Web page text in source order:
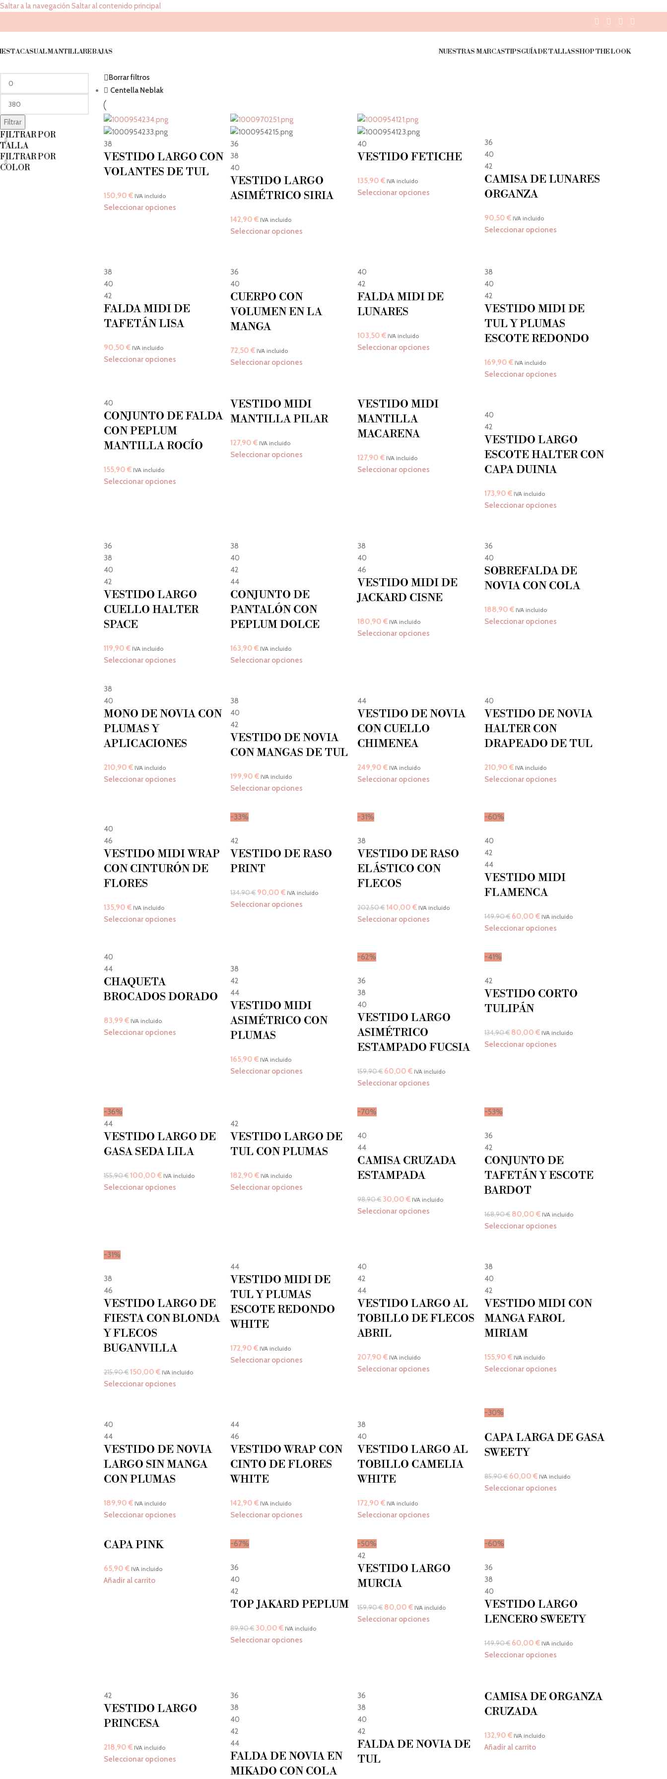
Saltar a la navegación Saltar al contenido principal
CASUALMANTILLAREBAJAS NUESTRAS MARCASTIPSGUÍA DE TALLASSHOP THE LOOK
FILTRAR POR
Filtrar
FILTRAR POR
TALLA
FILTRAR POR
COLOR
Inicio
Borrar filtros
Centella Neblak
38
VESTIDO LARGO CON
VOLANTES DE TUL
150,90 € IVA incluido
Seleccionar opciones
36
38
40
VESTIDO LARGO
ASIMÉTRICO SIRIA
142,90€ IVA incluido
Seleccionar opciones
40
VESTIDO FETICHE
135,90€ IVA incluido
Seleccionar opciones
36
40
42
CAMISA DE LUNARES
ORGANZA
90,50€ IVA incluido
Seleccionar opciones
38
40
42
FALDA MIDI DE
TAFETÁN LISA
90,50 € IVA incluido
Seleccionar opciones
36
40
CUERPO CON
VOLUMEN EN LA
MANGA
72,50€ IVA incluido
Seleccionar opciones
40
42
FALDA MIDI DE
LUNARES
103,50€ IVA incluido
Seleccionar opciones
38
40
42
VESTIDO MIDI DE
TUL Y PLUMAS
ESCOTE REDONDO
169,90€ IVA incluido
Seleccionar opciones
40
CONJUNTO DE FALDA
CON PEPLUM
MANTILLA ROCÍO
155,90 € IVA incluido
Seleccionar opciones
VESTIDO MIDI
MANTILLA PILAR
127,90€ IVA incluido
Seleccionar opciones
VESTIDO MIDI
MANTILLA
MACARENA
127,90€ IVA incluido
Seleccionar opciones
40
42
VESTIDO LARGO
ESCOTE HALTER CON
CAPA DUINIA
173,90€ IVA incluido
Seleccionar opciones
36
38
40
42
VESTIDO LARGO
CUELLO HALTER
SPACE
119,90 € IVA incluido
Seleccionar opciones
38
40
42
44
CONJUNTO DE
PANTALÓN CON
PEPLUM DOLCE
163,90€ IVA incluido
Seleccionar opciones
38
40
46
VESTIDO MIDI DE
JACKARD CISNE
180,90€ IVA incluido
Seleccionar opciones
36
40
SOBREFALDA DE
NOVIA CON COLA
188,90€ IVA incluido
Seleccionar opciones
38
40
MONO DE NOVIA CON
PLUMAS Y
APLICACIONES
210,90 € IVA incluido
Seleccionar opciones
38
40
42
VESTIDO DE NOVIA
CON MANGAS DE TUL
199,90€ IVA incluido
Seleccionar opciones
44
VESTIDO DE NOVIA
CON CUELLO
CHIMENEA
249,90€ IVA incluido
Seleccionar opciones
40
VESTIDO DE NOVIA
HALTER CON
DRAPEADO DE TUL
210,90€ IVA incluido
Seleccionar opciones
40
46
VESTIDO MIDI WRAP
CON CINTURÓN DE
FLORES
135,90 € IVA incluido
Seleccionar opciones
-33%
42
VESTIDO DE RASO
PRINT
134,90€ 90,00€ IVA incluido
Seleccionar opciones
-31%
38
VESTIDO DE RASO
ELÁSTICO CON
FLECOS
202,50€ 140,00€ IVA incluido
Seleccionar opciones
-60%
40
42
44
VESTIDO MIDI
FLAMENCA
149,90€ 60,00€ IVA incluido
Seleccionar opciones
40
44
CHAQUETA
BROCADOS DORADO
83,99 € IVA incluido
Seleccionar opciones
38
42
44
VESTIDO MIDI
ASIMÉTRICO CON
PLUMAS
165,90€ IVA incluido
Seleccionar opciones
-62%
36
38
40
VESTIDO LARGO
ASIMÉTRICO
ESTAMPADO FUCSIA
159,90€ 60,00€ IVA incluido
Seleccionar opciones
-41%
42
VESTIDO CORTO
TULIPÁN
134,90€ 80,00€ IVA incluido
Seleccionar opciones
-36%
44
VESTIDO LARGO DE
GASA SEDA LILA
155,90€ 100,00 € IVA incluido
Seleccionar opciones
42
VESTIDO LARGO DE
TUL CON PLUMAS
182,90€ IVA incluido
Seleccionar opciones
-70%
40
44
CAMISA CRUZADA
ESTAMPADA
98,90€ 30,00€ IVA incluido
Seleccionar opciones
-53%
36
42
CONJUNTO DE
TAFETÁN Y ESCOTE
BARDOT
168,90€ 80,00€ IVA incluido
Seleccionar opciones
-31%
38
46
VESTIDO LARGO DE
FIESTA CON BLONDA
Y FLECOS
BUGANVILLA
215,90€ 150,00 € IVA incluido
Seleccionar opciones
44
VESTIDO MIDI DE
TUL Y PLUMAS
ESCOTE REDONDO
WHITE
172,90€ IVA incluido
Seleccionar opciones
40
42
44
VESTIDO LARGO AL
TOBILLO DE FLECOS
ABRIL
207,90€ IVA incluido
Seleccionar opciones
38
40
42
VESTIDO MIDI CON
MANGA FAROL
MIRIAM
155,90€ IVA incluido
Seleccionar opciones
40
44
VESTIDO DE NOVIA
LARGO SIN MANGA
CON PLUMAS
189,90 € IVA incluido
Seleccionar opciones
44
46
VESTIDO WRAP CON
CINTO DE FLORES
WHITE
142,90€ IVA incluido
Seleccionar opciones
38
40
VESTIDO LARGO AL
TOBILLO CAMELIA
WHITE
172,90€ IVA incluido
Seleccionar opciones
-30%
CAPA LARGA DE GASA
SWEETY
85,90€ 60,00€ IVA incluido
Seleccionar opciones
CAPA PINK
65,90 € IVA incluido
Añadir al carrito
-67%
36
40
42
TOP JAKARD PEPLUM
89,90€ 30,00€ IVA incluido
Seleccionar opciones
-50%
42
VESTIDO LARGO
MURCIA
159,90€ 80,00€ IVA incluido
Seleccionar opciones
-60%
36
38
40
VESTIDO LARGO
LENCERO SWEETY
149,90€ 60,00€ IVA incluido
Seleccionar opciones
42
VESTIDO LARGO
PRINCESA
218,90 € IVA incluido
Seleccionar opciones
36
38
40
42
44
FALDA DE NOVIA EN
MIKADO CON COLA
36
38
40
42
FALDA DE NOVIA DE
TUL
CAMISA DE ORGANZA
CRUZADA
132,90€ IVA incluido
Añadir al carrito